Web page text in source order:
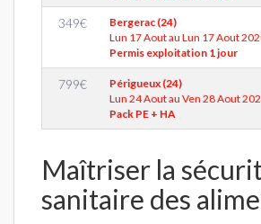
349€
Bergerac (24)
Lun 17 Aout au Lun 17 Aout
Permis exploitation 1 jour
799€
Périgueux (24)
Lun 24 Aout au Ven 28 Aout
Pack PE + HA
Maîtriser la
sanitaire des